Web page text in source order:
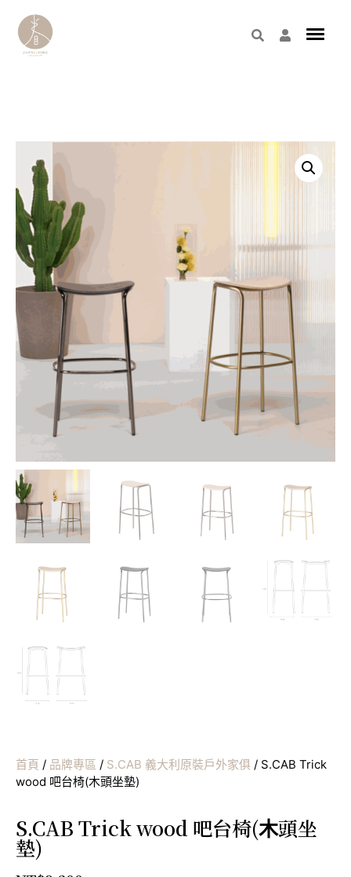
首頁 / 品牌專區 / S.CAB 義大利原裝戶外家俱 / S.CAB Trick
wood 吧台椅(⽊頭坐墊)
S.CAB Trick wood 吧台椅(⽊頭坐
墊)